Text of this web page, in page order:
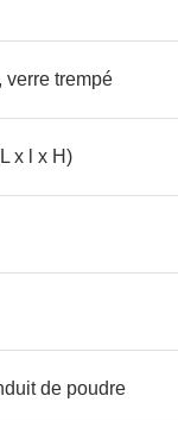
verre trempé
x l x H)
de poudre